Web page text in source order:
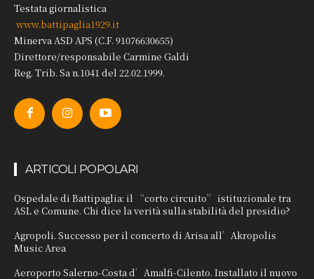
Testata giornalistica
www.battipaglia1929.it
Minerva ASD APS (C.F. 91076630655)
Direttore/responsabile Carmine Galdi
Reg. Trib. Sa n.1041 del 22.02.1999.
ARTICOLI POPOLARI
Ospedale di Battipaglia: il “corto circuito” istituzionale tra
ASL e Comune. Chi dice la verità sulla stabilità del presidio?
Agropoli. Successo per il concerto di Arisa all’Akropolis
Music Area
Aeroporto Salerno-Costa d’Amalfi-Cilento. Installato il nuovo